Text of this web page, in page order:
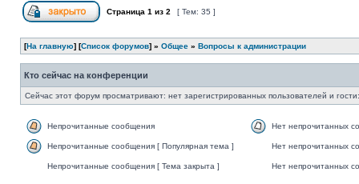
Страница 1 из 2 [ Тем: 35 ]
[На главную] [Список форумов] » Общее » Вопросы к администрации
Кто сейчас на конференции
Сейчас этот форум просматривают: нет зарегистрированных пользователей и
Непрочитанные сообщения Нет непрочитанных
Непрочитанные сообщения [ Популярная тема ] Нет непрочитанных
Непрочитанные сообщения [ Тема закрыта ] Нет непрочитанных